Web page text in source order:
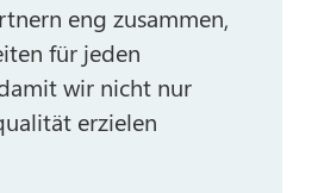
eng zusammen,
für jeden
wir nicht nur
erzielen